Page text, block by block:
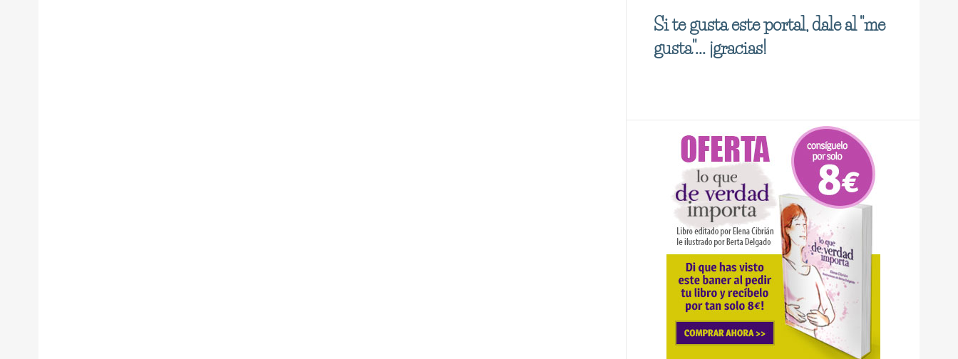
Si te gusta este portal, dale al "me
gusta"... ¡gracias!